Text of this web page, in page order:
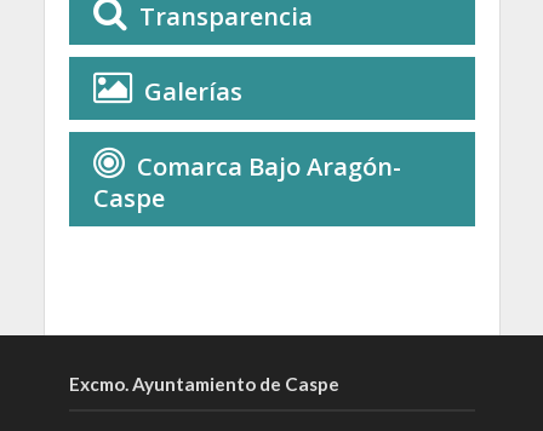
Transparencia
Galerías
Comarca Bajo Aragón-
Caspe
Excmo. Ayuntamiento de Caspe